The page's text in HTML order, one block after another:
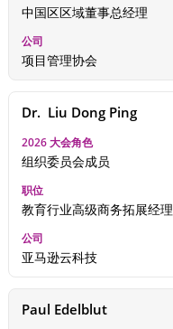
中国区区域董事总经理
项目管理协会
Dr.  Liu Dong Ping
组织委员会成员
教育行业高级商务拓展经理
亚马逊云科技
Paul Edelblut